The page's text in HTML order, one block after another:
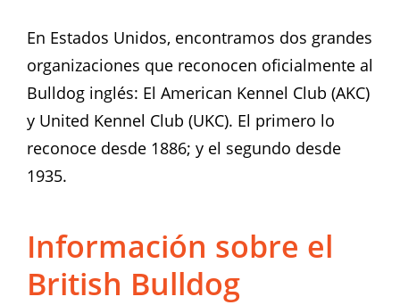
En Estados Unidos, encontramos dos grandes
organizaciones que reconocen oficialmente al
Bulldog inglés: El American Kennel Club (AKC)
y United Kennel Club (UKC). El primero lo
reconoce desde 1886; y el segundo desde
1935.
Información sobre el
British Bulldog